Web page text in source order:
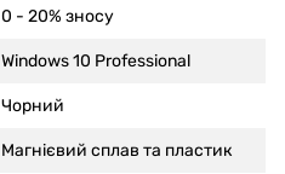
0 - 20% зносу
Windows 10 Professional
Чорний
Магнієвий сплав та пластик